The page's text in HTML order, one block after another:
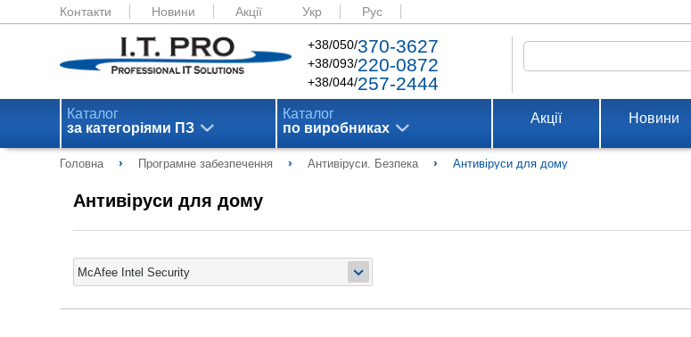
Контакти Новини Акції Укр Рус
+38/050/370-3627
+38/093/220-0872
+38/044/257-2444
Каталог
за категоріями ПЗ
Каталог
по виробниках
Акції Новини
Головна › Програмне забезпечення › Антивіруси. Безпека › Антивіруси для дому
Антивіруси для дому